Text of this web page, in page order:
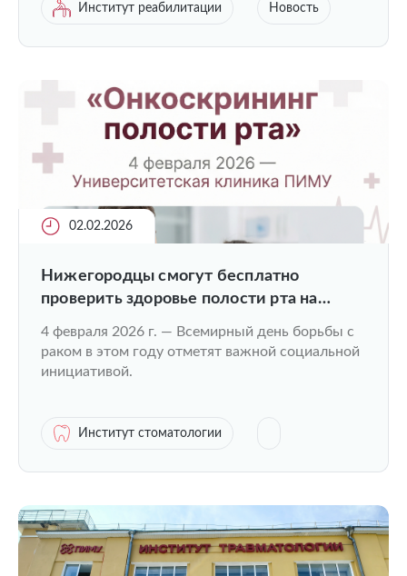
Институт реабилитации Новость
02.02.2026
Нижегородцы смогут бесплатно
проверить здоровье полости рта на
4 февраля 2026 г. — Всемирный день борьбы с
раком в этом году отметят важной социальной
инициативой.
Институт стоматологии